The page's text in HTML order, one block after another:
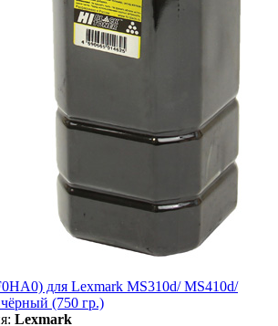
для Lexmark MS310d/ MS410d/
(750 гр.)
Lexmark